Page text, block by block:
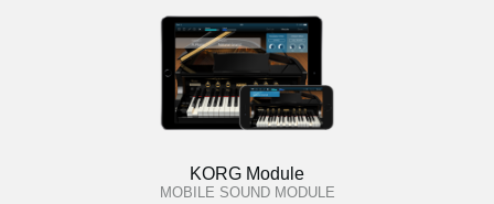
KORG Module
MOBILE SOUND MODULE